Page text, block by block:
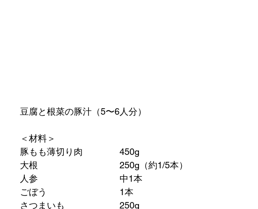
豆腐と根菜の豚汁（5〜6人分）
＜材料＞
豚もも薄切り肉		450g
大根					250g（約1/5本）
人参					中1本
ごぼう				1本
さつまいも			250g